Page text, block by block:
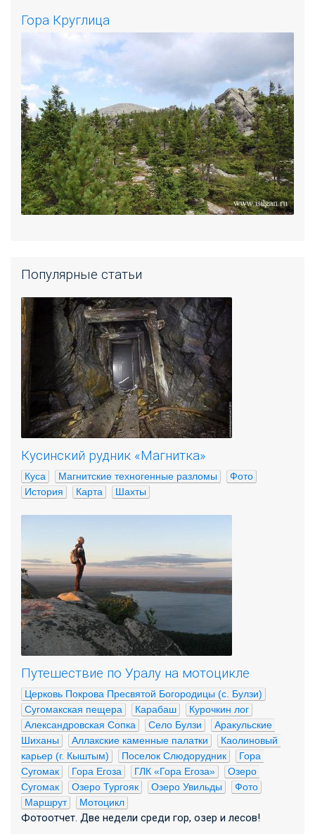
Гора Круглица
Популярные статьи
Кусинский рудник «Магнитка»
Куса Магнитские техногенные разломы
Фото
История
Карта Шахты
Путешествие по Уралу на мотоцикле
Церковь Покрова Пресвятой Богородицы (с. Булзи)
Сугомакская пещера
Карабаш
Курочкин лог
Александровская Сопка
Село Булзи
Аракульские
Шиханы
Аллакские каменные палатки
Каолиновый
карьер (г. Кыштым)
Поселок Слюдорудник
Гора
Сугомак
Гора Егоза ГЛК «Гора Егоза»
Озеро
Сугомак
Озеро Тургояк Озеро Увильды
Фото
Маршрут
Мотоцикл
Фотоотчет. Две недели среди гор, озер и лесов!